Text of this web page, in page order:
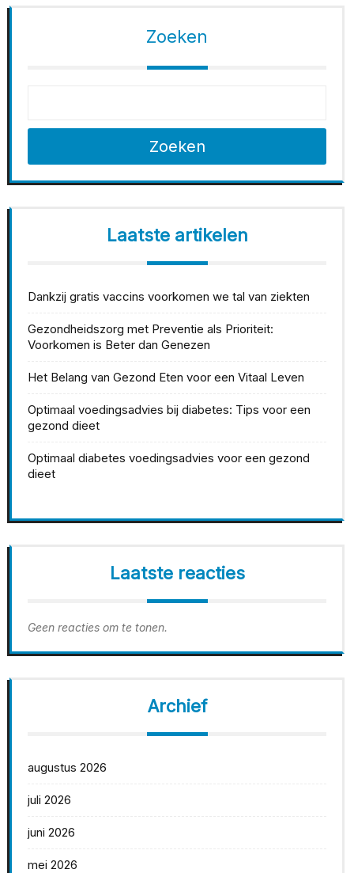
Zoeken
Zoeken
Laatste artikelen
Dankzij gratis vaccins voorkomen we tal van ziekten
Gezondheidszorg met Preventie als Prioriteit:
Voorkomen is Beter dan Genezen
Het Belang van Gezond Eten voor een Vitaal Leven
Optimaal voedingsadvies bij diabetes: Tips voor een
gezond dieet
Optimaal diabetes voedingsadvies voor een gezond
dieet
Laatste reacties
Geen reacties om te tonen.
Archief
augustus 2026
juli 2026
juni 2026
mei 2026